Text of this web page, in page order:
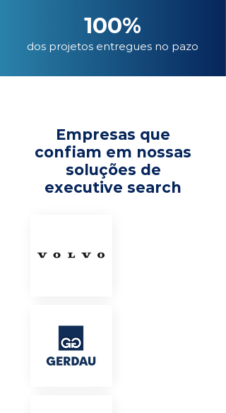
100%
dos projetos entregues no pazo
Empresas que
confiam em nossas
soluções de
executive search